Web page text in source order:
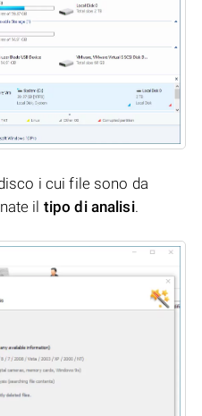
i cui file sono da
il tipo di analisi.